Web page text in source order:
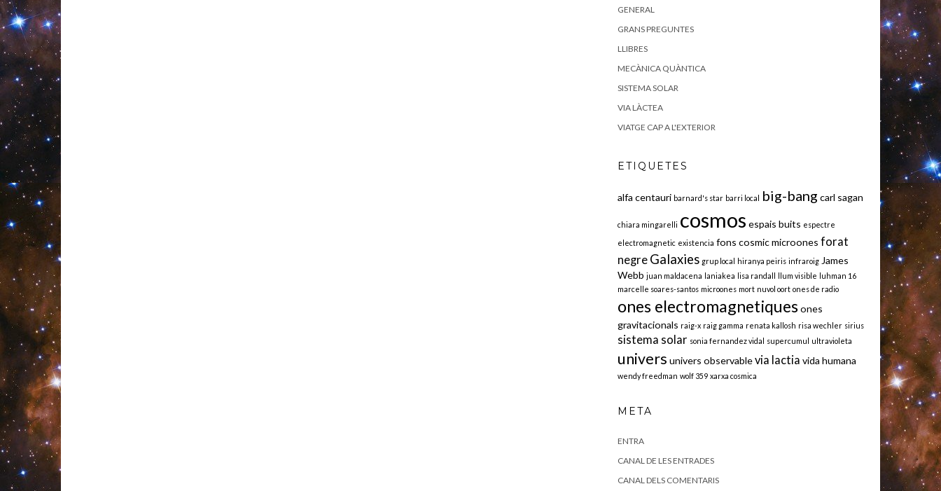
GENERAL
GRANS PREGUNTES
LLIBRES
MECÀNICA QUÀNTICA
SISTEMA SOLAR
VIA LÀCTEA
VIATGE CAP A L'EXTERIOR
ETIQUETES
alfa centauri barnard's star barri local big-bang carl sagan
chiara mingarelli cosmos espais buits espectre
electromagnetic existencia fons cosmic microones forat
negre Galaxies grup local hiranya peiris infraroig James
Webb juan maldacena laniakea lisa randall llum visible luhman 16
marcelle soares-santos microones mort nuvol oort ones de radio
ones electromagnetiquesones
gravitacionals raig-x raig gamma renata kallosh risa wechler sirius
sistema solar sonia fernandez vidal supercumul ultravioleta
univers univers observablevia lactia vida humana
wendy freedman wolf 359 xarxa cosmica
META
ENTRA
CANAL DE LES ENTRADES
CANAL DELS COMENTARIS